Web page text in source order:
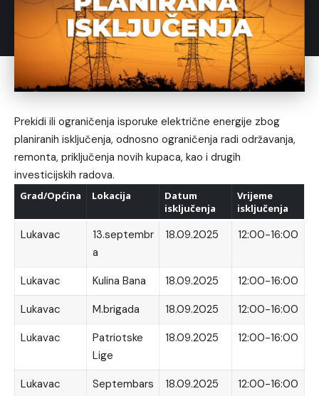
Prekidi ili ograničenja isporuke električne energije zbog
planiranih isključenja, odnosno ograničenja radi održavanja,
remonta, priključenja novih kupaca, kao i drugih
investicijskih radova.
Grad/Općina Lokacija
Datum
isključenja
Vrijeme
isključenja
Lukavac
13.septembr
a
18.09.2025 12:00-16:00
Lukavac Kulina Bana 18.09.2025
12:00-16:00
Lukavac
M.brigada 18.09.2025
12:00-16:00
Lukavac
Patriotske
Lige
18.09.2025 12:00-16:00
Lukavac
Septembars
18.09.2025 12:00-16:00